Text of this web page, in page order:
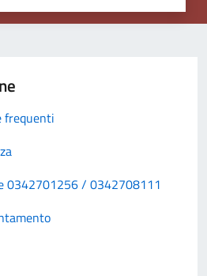
frequenti
0342701256 / 0342708111